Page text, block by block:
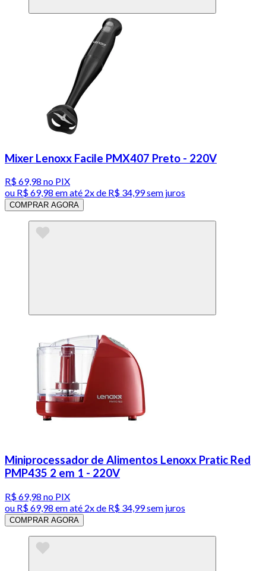
Mixer Lenoxx Facile PMX407 Preto - 220V
R$ 69,98 no PIX
ou R$ 69,98 em até 2x de R$ 34,99 sem juros
COMPRAR AGORA
Miniprocessador de Alimentos Lenoxx Pratic Red
PMP435 2 em 1 - 220V
R$ 69,98 no PIX
ou R$ 69,98 em até 2x de R$ 34,99 sem juros
COMPRAR AGORA